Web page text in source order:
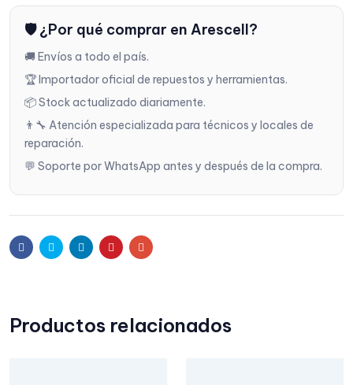
🛡️ ¿Por qué comprar en Arescell?
🚚 Envíos a todo el país.
🏆 Importador oficial de repuestos y herramientas.
📦 Stock actualizado diariamente.
👨‍🔧 Atención especializada para técnicos y locales de
reparación.
💬 Soporte por WhatsApp antes y después de la compra.
FacebookTwitter LinkedinPinterestEmail
Productos relacionados